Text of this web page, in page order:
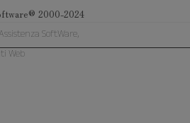
2000-2024
SoftWare,
Web